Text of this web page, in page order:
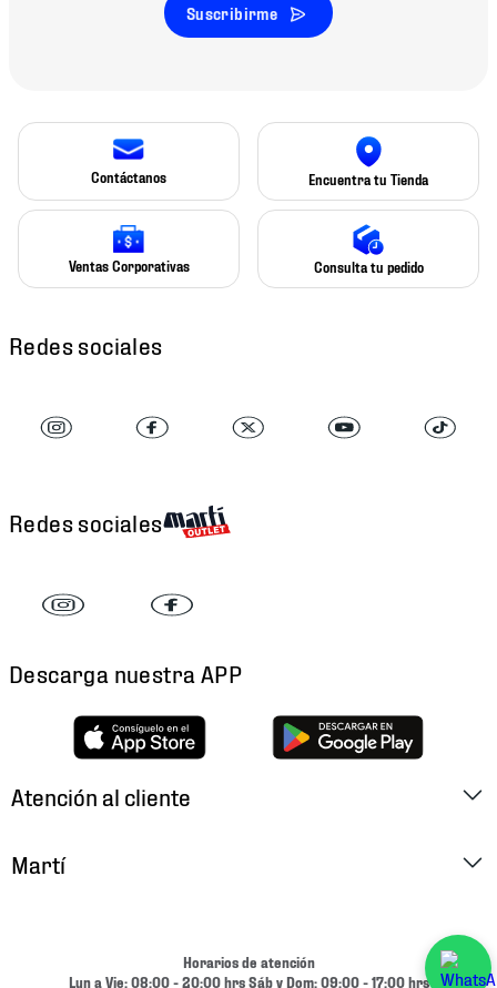
Suscribirme
Contáctanos Encuentra tu Tienda
Ventas Corporativas Consulta tu pedido
Redes sociales
Redes sociales
Descarga nuestra APP
Atención al cliente
Cambios y Devoluciones
Martí
Horarios de atención
Lun a Vie: 08:00 - 20:00 hrs Sáb y Dom: 09:00 - 17:00 hrs